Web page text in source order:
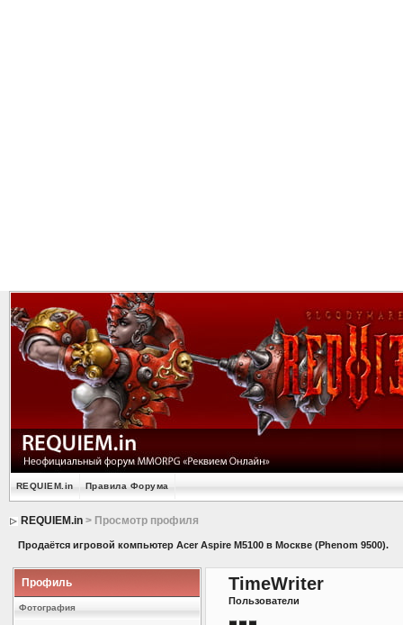
REQUIEM.in Правила Форума
REQUIEM.in> Просмотр профиля
Продаётся игровой компьютер Acer Aspire M5100 в Москве (Phenom 9500).
Профиль
Фотография
TimeWriter
Пользователи